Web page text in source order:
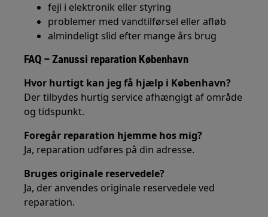
fejl i elektronik eller styring
problemer med vandtilførsel eller afløb
almindeligt slid efter mange års brug
FAQ – Zanussi reparation København
Hvor hurtigt kan jeg få hjælp i København?
Der tilbydes hurtig service afhængigt af område
og tidspunkt.
Foregår reparation hjemme hos mig?
Ja, reparation udføres på din adresse.
Bruges originale reservedele?
Ja, der anvendes originale reservedele ved
reparation.